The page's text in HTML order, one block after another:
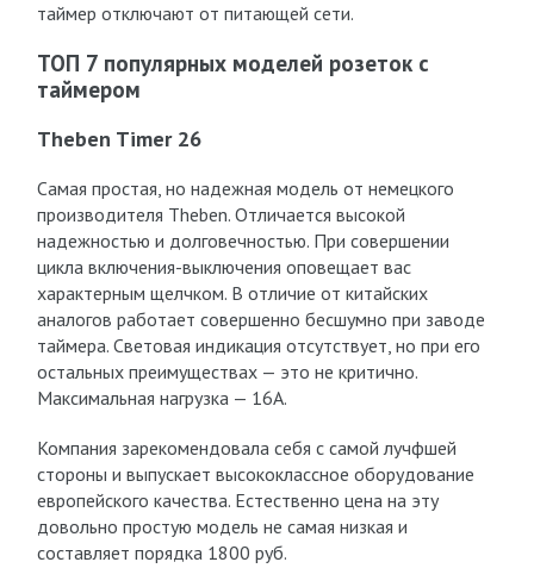
таймер отключают от питающей сети.
ТОП 7 популярных моделей розеток с
таймером
Theben Timer 26
Самая простая, но надежная модель от немецкого
производителя Theben. Отличается высокой
надежностью и долговечностью. При совершении
цикла включения-выключения оповещает вас
характерным щелчком. В отличие от китайских
аналогов работает совершенно бесшумно при заводе
таймера. Световая индикация отсутствует, но при его
остальных преимуществах — это не критично.
Максимальная нагрузка — 16А.
Компания зарекомендовала себя с самой лучфшей
стороны и выпускает высококлассное оборудование
европейского качества. Естественно цена на эту
довольно простую модель не самая низкая и
составляет порядка 1800 руб.